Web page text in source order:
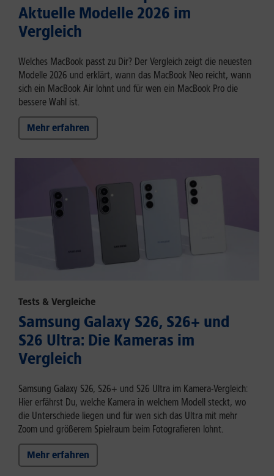
Aktuelle Modelle 2026 im
Vergleich
Welches MacBook passt zu Dir? Der Vergleich zeigt die neuesten
Modelle 2026 und erklärt, wann das MacBook Neo reicht, wann
sich ein MacBook Air lohnt und für wen ein MacBook Pro die
bessere Wahl ist.
Mehr erfahren
Tests & Vergleiche
Samsung Galaxy S26, S26+ und
S26 Ultra: Die Kameras im
Vergleich
Samsung Galaxy S26, S26+ und S26 Ultra im Kamera-Vergleich:
Hier erfährst Du, welche Kamera in welchem Modell steckt, wo
die Unterschiede liegen und für wen sich das Ultra mit mehr
Zoom und größerem Spielraum beim Fotografieren lohnt.
Mehr erfahren